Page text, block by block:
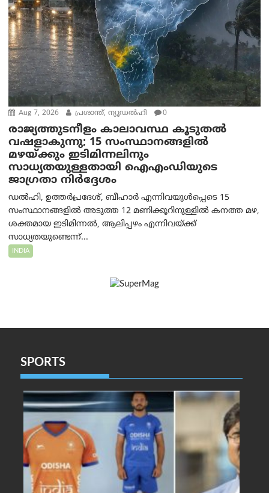
Aug 7, 2026 പ്രശാന്ത്, ന്യൂഡല്‍ഹി 0
രാജ്യത്തുടനീളം കാലാവസ്ഥ കൂടുതൽ
വഷളാകുന്നു; 15 സംസ്ഥാനങ്ങളിൽ
മഴയ്ക്കും ഇടിമിന്നലിനും
സാധ്യതയുള്ളതായി ഐഎംഡിയുടെ
ജാഗ്രതാ നിർദ്ദേശം
ഡൽഹി, ഉത്തർപ്രദേശ്, ബീഹാർ എന്നിവയുൾപ്പെടെ 15
സംസ്ഥാനങ്ങളിൽ അടുത്ത 12 മണിക്കൂറിനുള്ളിൽ കനത്ത മഴ,
ശക്തമായ ഇടിമിന്നൽ, ആലിപ്പഴം എന്നിവയ്ക്ക്
സാധ്യതയുണ്ടെന്ന്...
INDIA
SPORTS